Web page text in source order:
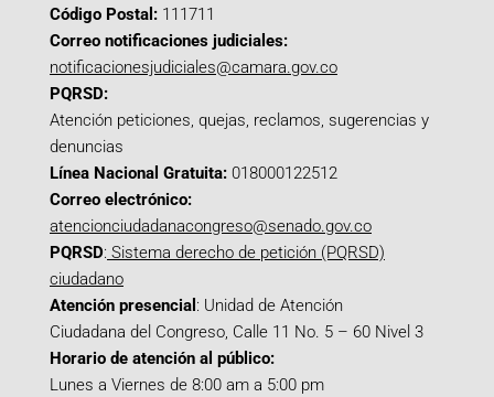
Código Postal: 111711
Correo notificaciones judiciales:
notificacionesjudiciales@camara.gov.co
PQRSD:
Atención peticiones, quejas, reclamos, sugerencias y
denuncias
Línea Nacional Gratuita: 018000122512
Correo electrónico:
atencionciudadanacongreso@senado.gov.co
PQRSD: Sistema derecho de petición (PQRSD)
ciudadano
Atención presencial : Unidad de Atención
Ciudadana del Congreso, Calle 11 No. 5 – 60 Nivel 3
Horario de atención al público:
Lunes a Viernes de 8:00 am a 5:00 pm